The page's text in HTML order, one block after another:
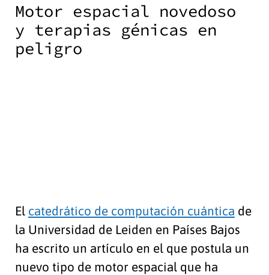
Motor espacial novedoso
y terapias génicas en
peligro
El catedrático de computación cuántica de
la Universidad de Leiden en Países Bajos
ha escrito un artículo en el que postula un
nuevo tipo de motor espacial que ha